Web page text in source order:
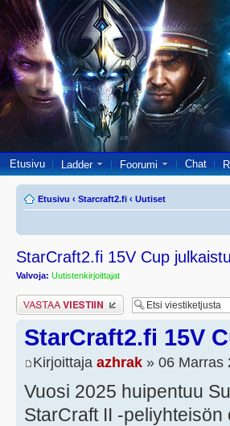
Etusivu Ladder Foorumi Chat
Etusivu ‹ Starcraft2.fi ‹ Uutiset
StarCraft2.fi 15V Cup julkaistu
Valvoja: Uutistenkirjoittajat
Lähetä vastaus
StarCraft2.fi 15V
Kirjoittaja azhrak » 06 Marras
Vuosi 2025 huipentuu
StarCraft II -peliyhteisön